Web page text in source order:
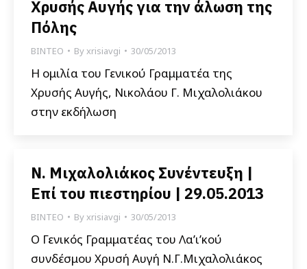
Χρυσής Αυγής για την άλωση της
Πόλης
ΒΙΝΤΕΟ Byxrisiavgi 30/05/2013
Η ομιλία του Γενικού Γραμματέα της
Χρυσής Αυγής, Νικολάου Γ. Μιχαλολιάκου
στην εκδήλωση
Ν. Μιχαλολιάκος Συνέντευξη |
Επί του πιεστηρίου | 29.05.2013
ΒΙΝΤΕΟ Byxrisiavgi 30/05/2013
Ο Γενικός Γραμματέας του Λα’ι’κού
συνδέσμου Χρυσή Αυγή Ν.Γ.Μιχαλολιάκος